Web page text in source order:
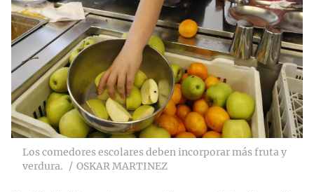
Los comedores escolares deben incorporar más fruta y
verdura.
OSKAR MARTINEZ